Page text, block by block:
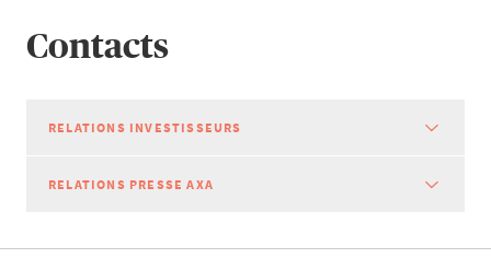
Contacts
RELATIONS INVESTISSEURS
RELATIONS PRESSE AXA